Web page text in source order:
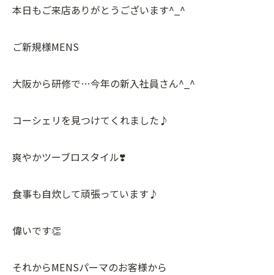
本日もご来店ありがとうございます^_^
ご新規様MENS
大阪から研修で…今年の新入社員さん^_^
コーシェリを見つけてくれました♪
爽やかツーブロスタイル❣️
食事も自炊して頑張っています♪
偉いです👏
それからMENSパーマのお客様から